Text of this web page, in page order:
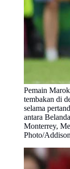
Pemain
tembakan di
selama
antara
Monterrey,
Photo/